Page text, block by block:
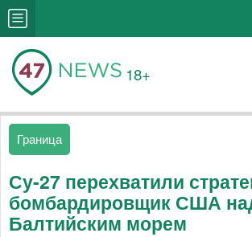
18+
Граница
Су-27 перехватили
бомбардировщик США
Балтийским морем